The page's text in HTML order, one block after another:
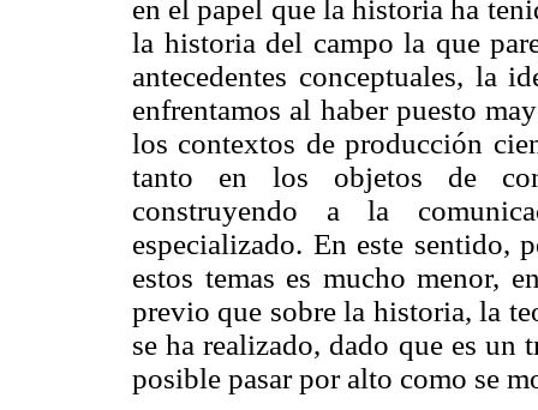
en el papel que la historia ha
la historia del campo la que
antecedentes conceptuales, la
enfrentamos al haber puesto
los contextos de producción
tanto en los objetos de
construyendo a la
especializado. En este sentido,
estos temas es mucho menor,
previo que sobre la historia, la
se ha realizado, dado que es un
posible pasar por alto como se